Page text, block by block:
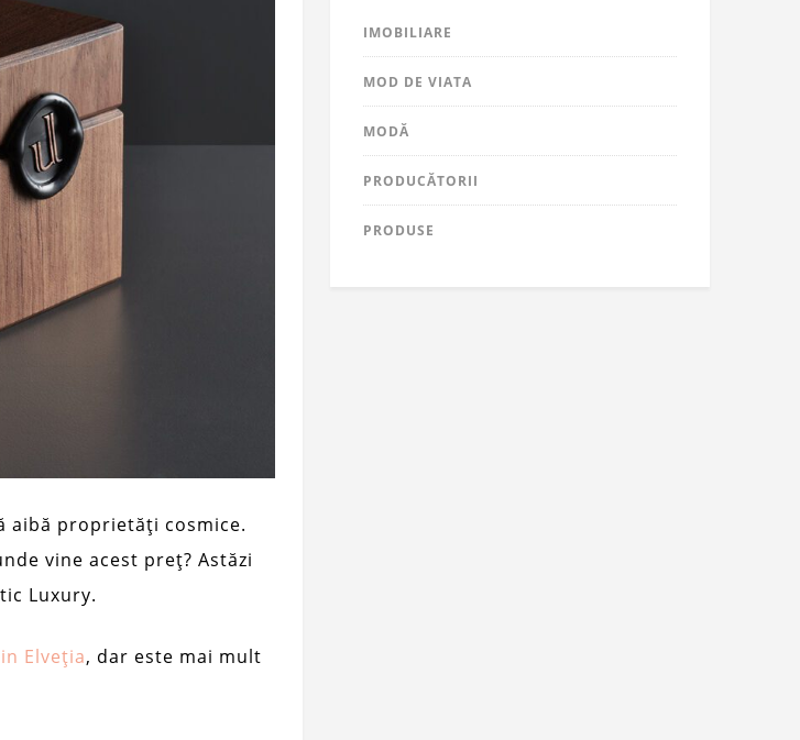
aibă proprietăți cosmice.
vine acest preț? Astăzi
Luxury.
Elveția, dar este mai mult
IMOBILIARE
MOD DE VIATA
MODĂ
PRODUCĂTORII
PRODUSE